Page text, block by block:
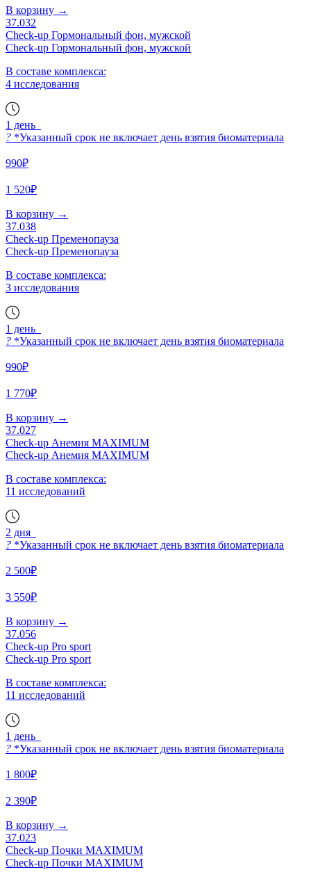
В корзину →
37.032
Check-up Гормональный фон, мужской
Check-up Гормональный фон, мужской
В составе комплекса:
4 исследования
1 день
? *Указанный срок не включает день взятия биоматериала
990₽
1 520₽
В корзину →
37.038
Check-up Пременопауза
Check-up Пременопауза
В составе комплекса:
3 исследования
1 день
? *Указанный срок не включает день взятия биоматериала
990₽
1 770₽
В корзину →
37.027
Check-up Анемия MAXIMUM
Check-up Анемия MAXIMUM
В составе комплекса:
11 исследований
2 дня
? *Указанный срок не включает день взятия биоматериала
2 500₽
3 550₽
В корзину →
37.056
Check-up Pro sport
Check-up Pro sport
В составе комплекса:
11 исследований
1 день
? *Указанный срок не включает день взятия биоматериала
1 800₽
2 390₽
В корзину →
37.023
Check-up Почки MAXIMUM
Check-up Почки MAXIMUM